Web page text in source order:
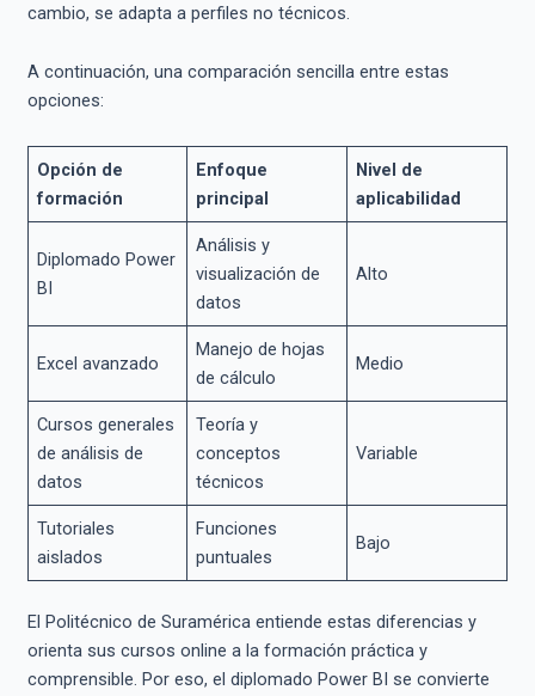
cambio, se adapta a perfiles no técnicos.
A continuación, una comparación sencilla entre estas
opciones:
Opción de
formación
Enfoque
principal
Nivel de
aplicabilidad
Diplomado Power
BI
Análisis y
visualización de
datos
Alto
Excel avanzado
Manejo de hojas
de cálculo
Medio
Cursos generales
de análisis de
datos
Teoría y
conceptos
técnicos
Variable
Tutoriales
aislados
Funciones
puntuales
Bajo
El Politécnico de Suramérica entiende estas diferencias y
orienta sus cursos online a la formación práctica y
comprensible. Por eso, el diplomado Power BI se convierte